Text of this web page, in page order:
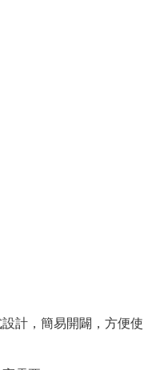
計，簡易開闢，方便使